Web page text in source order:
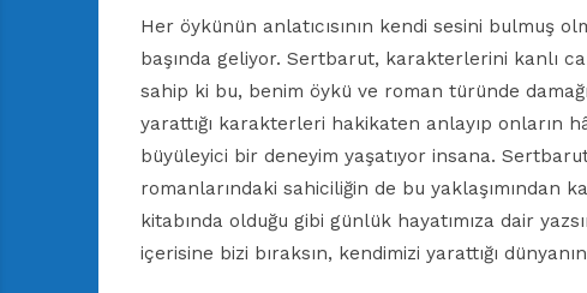
Her öykünün anlatıcısının kendi sesini bulmuş
başında geliyor. Sertbarut, karakterlerini kanlı
sahip ki bu, benim öykü ve roman türünde
yarattığı karakterleri hakikaten anlayıp onların
büyüleyici bir deneyim yaşatıyor insana.
romanlarındaki sahiciliğin de bu yaklaşımından
kitabında olduğu gibi günlük hayatımıza dair
içerisine bizi bıraksın, kendimizi yarattığı